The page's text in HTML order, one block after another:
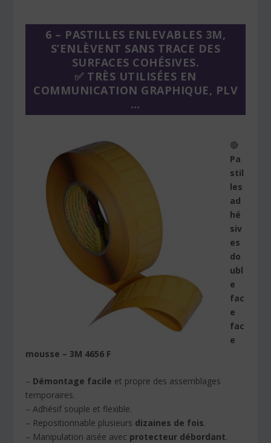
6 – PASTILLES ENLEVABLES 3M,
S’ENLÈVENT SANS TRACE DES
SURFACES COHÉSIVES.
✅ TRÈS UTILISÉES EN
COMMUNICATION GRAPHIQUE, PLV
…
🔴
Pa
stil
les
ad
hé
siv
es
do
ubl
e
fac
e
fac
e
mousse – 3M 4656 F
– Démontage facile et propre des assemblages
temporaires.
– Adhésif souple et flexible.
– Repositionnable plusieurs dizaines de fois.
– Manipulation aisée avec protecteur débordant.